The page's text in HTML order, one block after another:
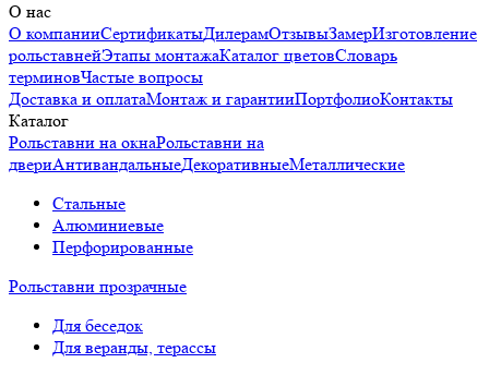
О нас
О компанииСертификатыДилерамОтзывыЗамерИзготовление
рольставнейЭтапы монтажаКаталог цветовСловарь
терминовЧастые вопросы
Доставка и оплатаМонтаж и гарантииПортфолиоКонтакты
Каталог
Рольставни на окнаРольставни на
двериАнтивандальныеДекоративныеМеталлические
Стальные
Алюминиевые
Перфорированные
Рольставни прозрачные
Для беседок
Для веранды, терассы